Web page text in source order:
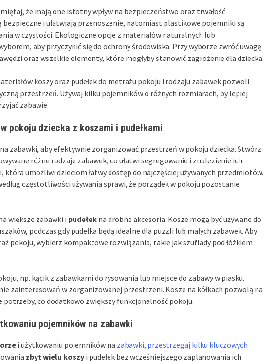
że mają one istotny wpływ na bezpieczeństwo oraz trwałość
bezpieczne i ułatwiają przenoszenie, natomiast plastikowe pojemniki są
w czystości. Ekologiczne opcje z materiałów naturalnych lub
aby przyczynić się do ochrony środowiska. Przy wyborze zwróć uwagę
oraz wszelkie elementy, które mogłyby stanowić zagrożenie dla dziecka.
koszy oraz pudełek do metrażu pokoju i rodzaju zabawek pozwoli
przestrzeń. Używaj kilku pojemników o różnych rozmiarach, by lepiej
zabawie.
pokoju dziecka z koszami i pudełkami
na zabawki, aby efektywnie zorganizować przestrzeń w pokoju dziecka. Stwórz
różne rodzaje zabawek, co ułatwi segregowanie i znalezienie ich.
która umożliwi dzieciom łatwy dostęp do najczęściej używanych przedmiotów.
częstotliwości używania sprawi, że porządek w pokoju pozostanie
większe zabawki i pudełek na drobne akcesoria. Kosze mogą być używane do
podczas gdy pudełka będą idealne dla puzzli lub małych zabawek. Aby
pokoju, wybierz kompaktowe rozwiązania, takie jak szuflady pod łóżkiem
np. kącik z zabawkami do rysowania lub miejsce do zabawy w piasku.
zainteresowań w zorganizowanej przestrzeni. Kosze na kółkach pozwolą na
potrzeby, co dodatkowo zwiększy funkcjonalność pokoju.
pojemników na zabawki
i użytkowaniu pojemników na zabawki, przestrzegaj kilku kluczowych
zbyt wielu koszy i pudełek bez wcześniejszego zaplanowania ich